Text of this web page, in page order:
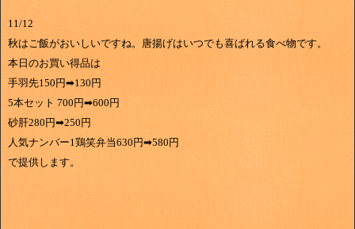
11/12
秋はご飯がおいしいですね。唐揚げはいつでも喜ばれる食べ物です。
本日のお買い得品は
手羽先150円➡130円
5本セット 700円➡600円
砂肝280円➡250円
人気ナンバー1鶏笑弁当630円➡580円
で提供します。